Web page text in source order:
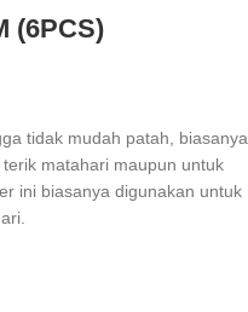
(6PCS)
tidak mudah patah, biasanya
matahari maupun untuk
ini biasanya digunakan untuk